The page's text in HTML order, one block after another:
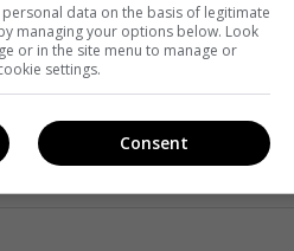
data on the basis of legitimate
managing your options below. Look
or in the site menu to manage or
settings.
Consent